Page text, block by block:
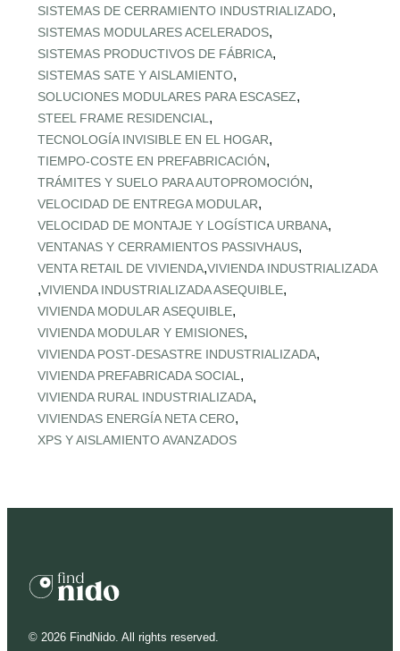
SISTEMAS DE CERRAMIENTO INDUSTRIALIZADO,
SISTEMAS MODULARES ACELERADOS,
SISTEMAS PRODUCTIVOS DE FÁBRICA,
SISTEMAS SATE Y AISLAMIENTO,
SOLUCIONES MODULARES PARA ESCASEZ,
STEEL FRAME RESIDENCIAL ,
TECNOLOGÍA INVISIBLE EN EL HOGAR,
TIEMPO‑COSTE EN PREFABRICACIÓN,
TRÁMITES Y SUELO PARA AUTOPROMOCIÓN,
VELOCIDAD DE ENTREGA MODULAR,
VELOCIDAD DE MONTAJE Y LOGÍSTICA URBANA,
VENTANAS Y CERRAMIENTOS PASSIVHAUS,
VENTA RETAIL DE VIVIENDA,VIVIENDA INDUSTRIALIZADA
,VIVIENDA INDUSTRIALIZADA ASEQUIBLE,
VIVIENDA MODULAR ASEQUIBLE,
VIVIENDA MODULAR Y EMISIONES,
VIVIENDA POST‑DESASTRE INDUSTRIALIZADA,
VIVIENDA PREFABRICADA SOCIAL ,
VIVIENDA RURAL INDUSTRIALIZADA,
VIVIENDAS ENERGÍA NETA CERO,
XPS Y AISLAMIENTO AVANZADOS
© 2026 FindNido. All rights reserved.